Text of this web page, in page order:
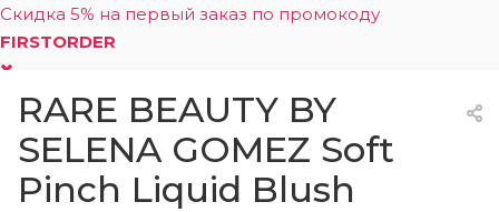
Скидка 5% на первый заказ по промокоду
FIRSTORDER
0
RARE BEAUTY BY
SELENA GOMEZ Soft
Pinch Liquid Blush